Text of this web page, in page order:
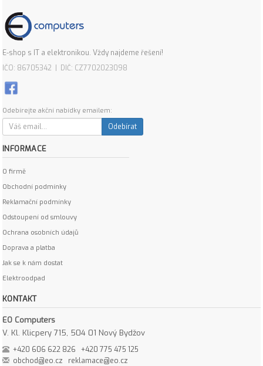
E-shop s IT a elektronikou. Vždy najdeme řešení!
IČO: 86705342 | DIČ: CZ7702023098
Odebírejte akční nabídky emailem:
Odebírat
INFORMACE
O firmě
Obchodní podmínky
Reklamační podmínky
Odstoupení od smlouvy
Ochrana osobních údajů
Doprava a platba
Jak se k nám dostat
Elektroodpad
KONTAKT
EO Computers
V. Kl. Klicpery 715, 504 01 Nový Bydžov
+420 606 622 826
+420 775 475 125
obchod@eo.cz
reklamace@eo.cz